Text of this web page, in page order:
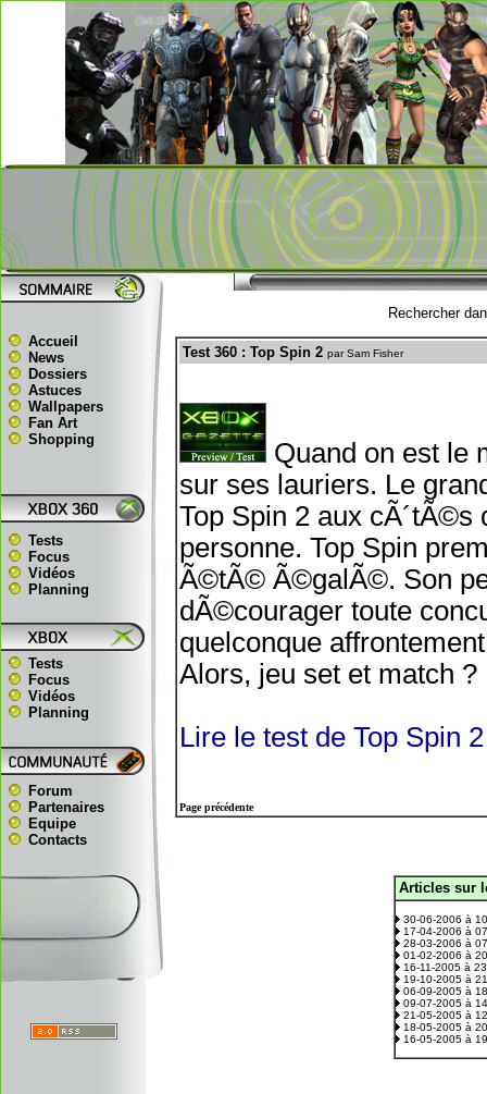
Accueil
News
Dossiers
Astuces
Wallpapers
Fan Art
Shopping
Tests
Focus
Vidéos
Planning
Tests
Focus
Vidéos
Planning
Forum
Partenaires
Equipe
Contacts
Rechercher
Test 360 : Top Spin 2 par Sam Fisher
Quand on est le
sur ses lauriers. Le
Top Spin 2 aux
personne. Top Spin
Ã©tÃ© Ã©galÃ©. Son
dÃ©courager toute
quelconque
Alors, jeu set et match
Lire le test de Top Spin
Page précédente
Articles sur
30-06-2006 à
17-04-2006 à
28-03-2006 à
01-02-2006 à
16-11-2005 à
19-10-2005 à
06-09-2005 à
09-07-2005 à
21-05-2005 à
18-05-2005 à
16-05-2005 à